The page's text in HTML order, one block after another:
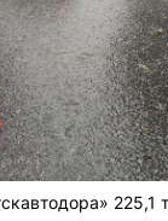
225,1